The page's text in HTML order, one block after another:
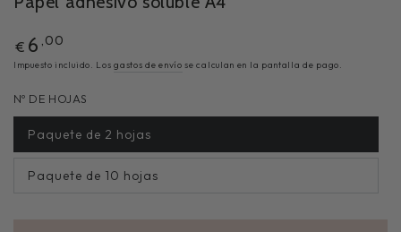
€ 6 ,00
Impuesto incluido. Losgastos de envío se calculan en la pantalla de pago.
Nº DE HOJAS
Paquete de 2 hojas
Paquete de 10 hojas